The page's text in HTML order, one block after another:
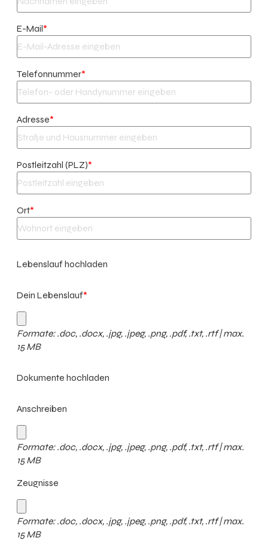
E-Mail*
Telefonnummer*
Adresse*
Postleitzahl (PLZ)*
Ort*
Lebenslauf hochladen
Dein Lebenslauf*
Formate: .doc, .docx, .jpg, .jpeg, .png, .pdf, .txt, .rtf | max.
15 MB
Dokumente hochladen
Anschreiben
Formate: .doc, .docx, .jpg, .jpeg, .png, .pdf, .txt, .rtf | max.
15 MB
Zeugnisse
Formate: .doc, .docx, .jpg, .jpeg, .png, .pdf, .txt, .rtf | max.
15 MB